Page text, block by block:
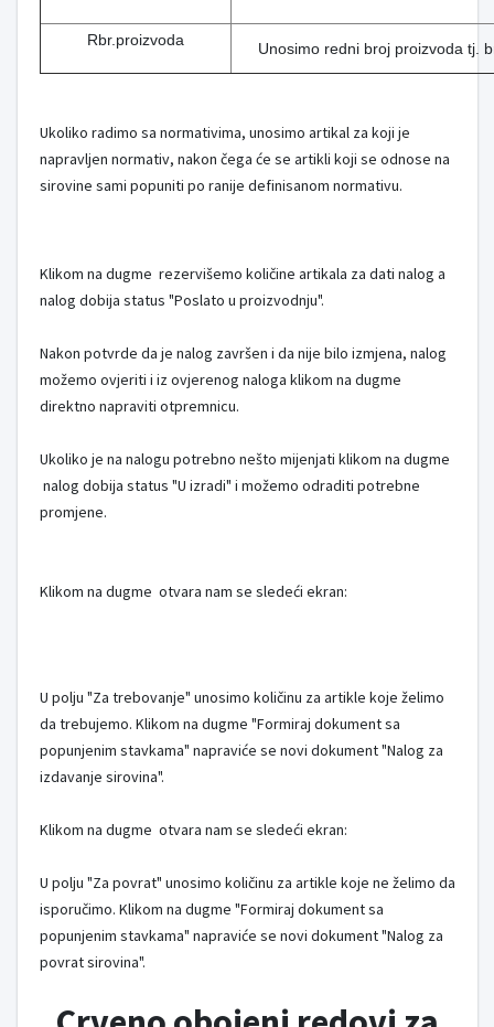
Rbr.proizvoda Unosimo redni broj proizvoda tj.
Ukoliko radimo sa normativima, unosimo artikal za koji je
napravljen normativ, nakon čega će se artikli koji se odnose na
sirovine sami popuniti po ranije definisanom normativu.
Klikom na dugme rezervišemo količine artikala za dati nalog a
nalog dobija status "Poslato u proizvodnju".
Nakon potvrde da je nalog završen i da nije bilo izmjena, nalog
možemo ovjeriti i iz ovjerenog naloga klikom na dugme
direktno napraviti otpremnicu.
Ukoliko je na nalogu potrebno nešto mijenjati klikom na dugme
nalog dobija status "U izradi" i možemo odraditi potrebne
promjene.
Klikom na dugme otvara nam se sledeći ekran:
U polju "Za trebovanje" unosimo količinu za artikle koje želimo
da trebujemo. Klikom na dugme "Formiraj dokument sa
popunjenim stavkama" napraviće se novi dokument "Nalog za
izdavanje sirovina".
Klikom na dugme otvara nam se sledeći ekran:
U polju "Za povrat" unosimo količinu za artikle koje ne želimo da
isporučimo. Klikom na dugme "Formiraj dokument sa
popunjenim stavkama" napraviće se novi dokument "Nalog za
povrat sirovina".